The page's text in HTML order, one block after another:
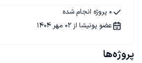
0 پروژه انجام شده
عضو پونیشا از 02 مهر 1404
پروژه‌ها